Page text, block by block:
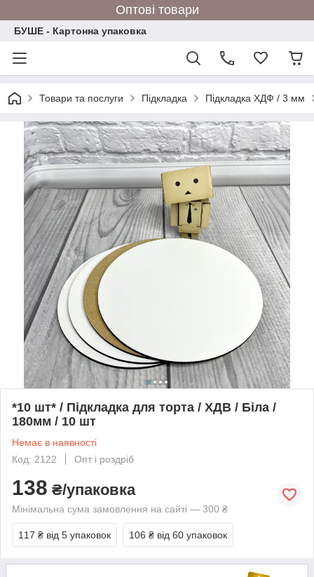
Оптові товари
БУШЕ - Картонна упаковка
Товари та послуги Підкладка Підкладка ХДФ / 3 мм
*10 шт* / Підкладка для торта / ХДВ / Біла /
180мм / 10 шт
Немає в наявності
Код: 2122
Опт і роздріб
138 ₴/упаковка
Мінімальна сума замовлення на сайті — 300 ₴
117 ₴ від 5 упаковок 106 ₴ від 60 упаковок